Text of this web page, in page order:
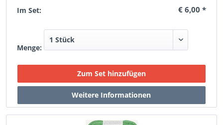
Im Set: € 6,00 *
Menge: